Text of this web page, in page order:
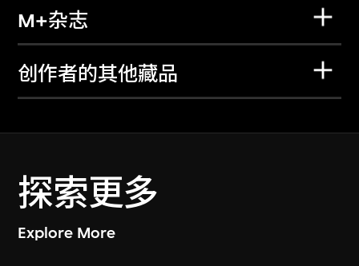
M+杂志
创作者的其他藏品
探索更多
Explore More